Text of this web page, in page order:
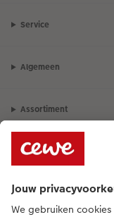
Service
Algemeen
Assortiment